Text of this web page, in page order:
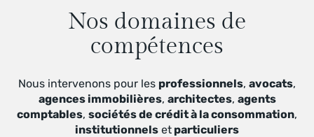
Nos domaines de
compétences
Nous intervenons pour les professionnels, avocats,
agences immobilières, architectes, agents
comptables, sociétés de crédit à la consommation,
institutionnels et particuliers